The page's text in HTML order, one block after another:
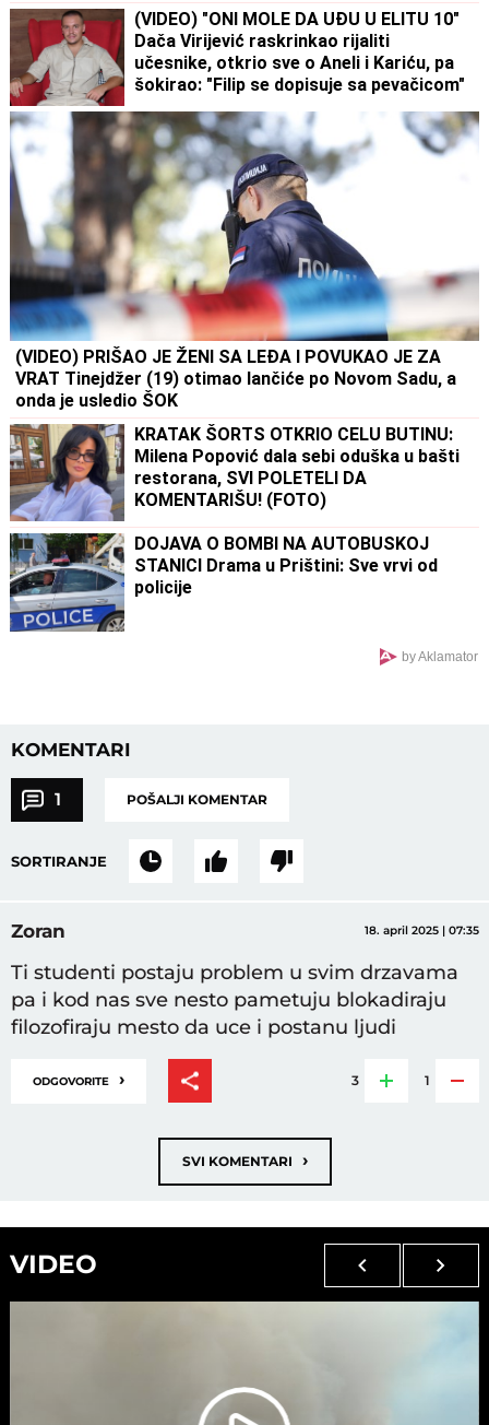
(VIDEO) "ONI MOLE DA UĐU U ELITU 10"
Dača Virijević raskrinkao rijaliti
učesnike, otkrio sve o Aneli i Kariću, pa
šokirao: "Filip se dopisuje sa pevačicom"
(VIDEO) PRIŠAO JE ŽENI SA LEĐA I POVUKAO JE ZA
VRAT Tinejdžer (19) otimao lančiće po Novom Sadu, a
onda je usledio ŠOK
KRATAK ŠORTS OTKRIO CELU BUTINU:
Milena Popović dala sebi oduška u bašti
restorana, SVI POLETELI DA
KOMENTARIŠU! (FOTO)
DOJAVA O BOMBI NA AUTOBUSKOJ
STANICI Drama u Prištini: Sve vrvi od
policije
by Aklamator
KOMENTARI
1 POŠALJI KOMENTAR
SORTIRANJE
Zoran 18. april 2025 | 07:35
Ti studenti postaju problem u svim drzavama
pa i kod nas sve nesto pametuju blokadiraju
filozofiraju mesto da uce i postanu ljudi
ODGOVORITE › 3 1
SVI KOMENTARI ›
VIDEO